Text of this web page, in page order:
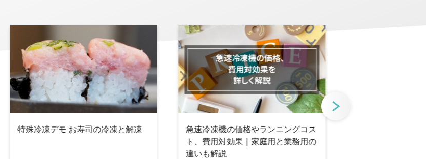
特殊冷凍デモ お寿司の冷凍と解凍
急速冷凍機の価格やランニングコス
ト、費用対効果｜家庭用と業務用の
違いも解説